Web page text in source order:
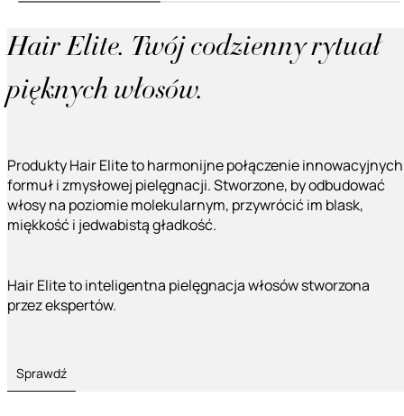
Hair Elite. Twój codzienny rytuał
pięknych włosów.
Produkty Hair Elite to harmonijne połączenie innowacyjnych
formuł i zmysłowej pielęgnacji. Stworzone, by odbudować
włosy na poziomie molekularnym, przywrócić im blask,
miękkość i jedwabistą gładkość.
Hair Elite to inteligentna pielęgnacja włosów stworzona
przez ekspertów.
Sprawdź